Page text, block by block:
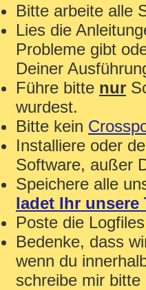
Bitte arbeite alle
Lies die
Probleme gibt
Deiner
Führe bitte nur
wurdest.
Bitte kein
Installiere oder
Software, außer
Speichere alle
ladet Ihr
Poste die
Bedenke, dass
wenn du
schreibe mir